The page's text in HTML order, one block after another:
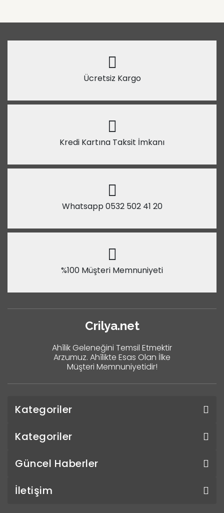
Ücretsiz Kargo
Kredi Kartına Taksit İmkanı
Whatsapp 0532 502 41 20
%100 Müşteri Memnuniyeti
Crilya.net
Ahîlik Geleneğini Temsil Etmektir
Arzumuz. Ahîlikte Esas Olan İlke
Müşteri Memnuniyetidir!
Kategoriler
Kategoriler
Güncel Haberler
İletişim